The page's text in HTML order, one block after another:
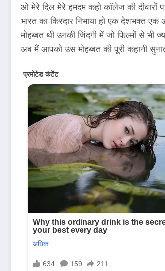
ओ मेरे दिल मेरे हमदम कहो कॉलेज की दीवारों
भारत का किरदार निभाया हो एक देशभक्त
मोहब्बत थी उनकी जिंदगी में जो फिल्मों से
अब मैं आपको उस मोहब्बत की पूरी कहानी